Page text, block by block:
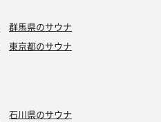
群馬県のサウナ
東京都のサウナ
石川県のサウナ